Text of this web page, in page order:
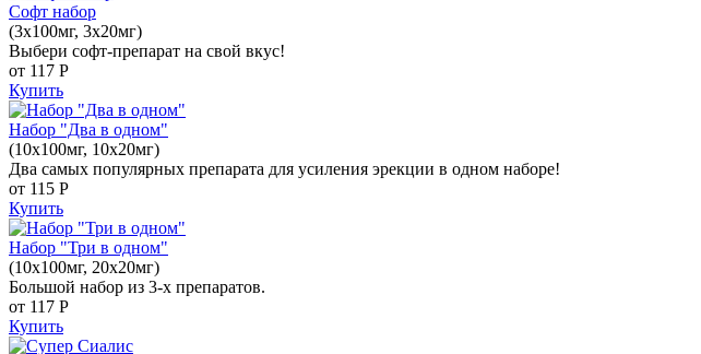
Софт набор
(3x100мг, 3x20мг)
Выбери софт-препарат на свой вкус!
от 117 Р
Купить
Набор "Два в одном"
(10x100мг, 10x20мг)
Два самых популярных препарата для усиления эрекции в одном наборе!
от 115 Р
Купить
Набор "Три в одном"
(10x100мг, 20x20мг)
Большой набор из 3-х препаратов.
от 117 Р
Купить